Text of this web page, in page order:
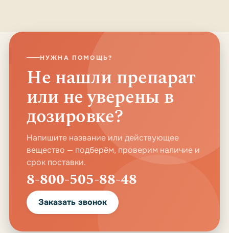
НУЖНА ПОМОЩЬ?
Не нашли препарат
или не уверены в
дозировке?
Напишите название или действующее
вещество — подберём, проверим наличие и
срок поставки.
8-800-505-88-48
Заказать звонок